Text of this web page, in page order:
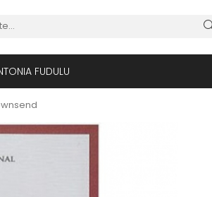
FUDULU